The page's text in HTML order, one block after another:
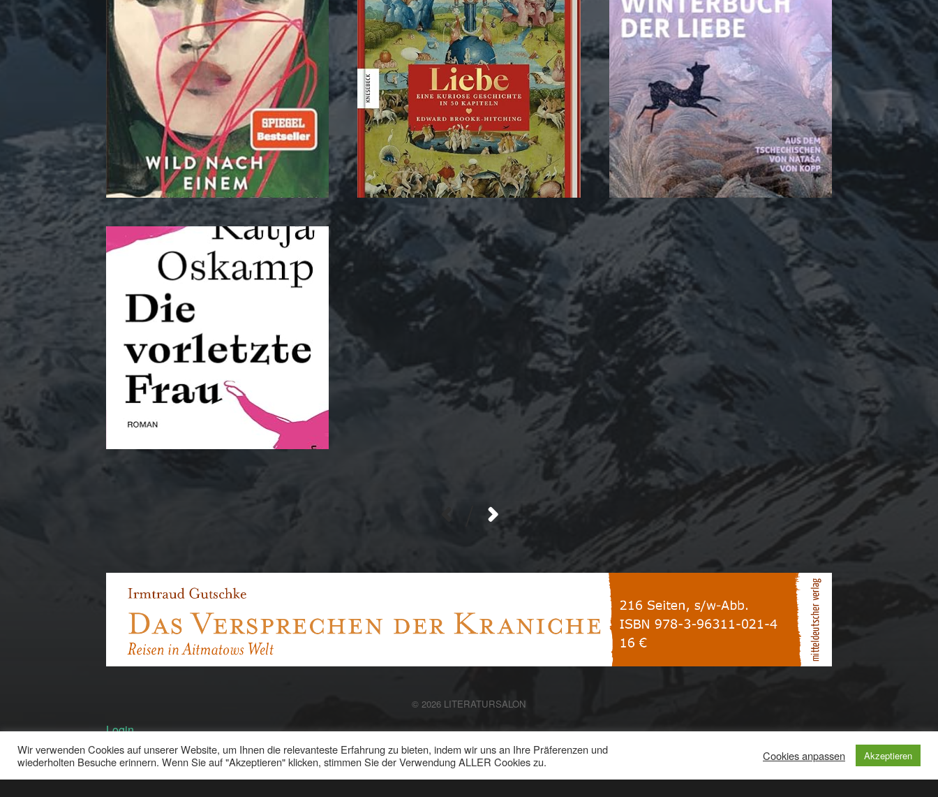
© 2026 LITERATURSALON
Login
Wir verwenden Cookies auf unserer Website, um Ihnen die relevanteste Erfahrung zu bieten, indem wir uns an Ihre Präferenzen und
wiederholten Besuche erinnern. Wenn Sie auf "Akzeptieren" klicken, stimmen Sie der Verwendung ALLER Cookies zu.
Cookies anpassen Akzeptieren